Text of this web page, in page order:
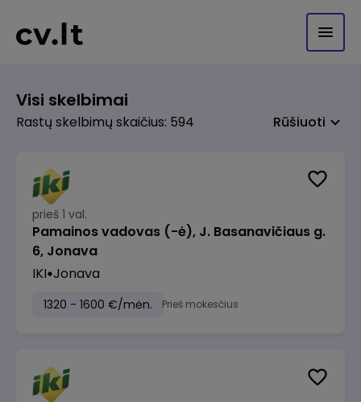
Visi skelbimai
Rastų skelbimų skaičius: 594 Rūšiuoti
prieš 1 val.
Pamainos vadovas (-ė), J. Basanavičiaus g.
6, Jonava
IKI Jonava
1320 - 1600 €/mėn. Prieš mokesčius